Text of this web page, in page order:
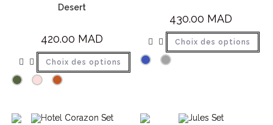
Desert
420.00 MAD
Choix des options
430.00 MAD
Choix des options